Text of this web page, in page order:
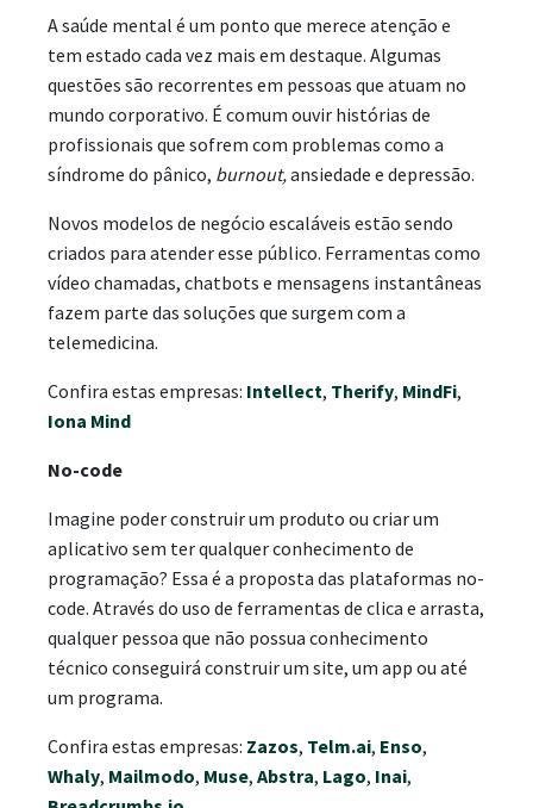
A saúde mental é um ponto que merece atenção e
tem estado cada vez mais em destaque. Algumas
questões são recorrentes em pessoas que atuam no
mundo corporativo. É comum ouvir histórias de
profissionais que sofrem com problemas como a
síndrome do pânico, burnout,ansiedade e depressão.
Novos modelos de negócio escaláveis estão sendo
criados para atender esse público. Ferramentas como
vídeo chamadas, chatbots e mensagens instantâneas
fazem parte das soluções que surgem com a
telemedicina.
Confira estas empresas: Intellect, Therify, MindFi,
Iona Mind
No-code
Imagine poder construir um produto ou criar um
aplicativo sem ter qualquer conhecimento de
programação? Essa é a proposta das plataformas no-
code. Através do uso de ferramentas de clica e arrasta,
qualquer pessoa que não possua conhecimento
técnico conseguirá construir um site, um app ou até
um programa.
Confira estas empresas: Zazos, Telm.ai, Enso,
Whaly, Mailmodo, Muse, Abstra, Lago, Inai,